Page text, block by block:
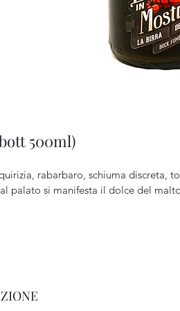
500ml)
rabarbaro, schiuma discreta,
palato si manifesta il dolce del